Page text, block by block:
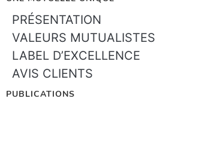
PRÉSENTATION
VALEURS MUTUALISTES
LABEL D’EXCELLENCE
AVIS CLIENTS
PUBLICATIONS